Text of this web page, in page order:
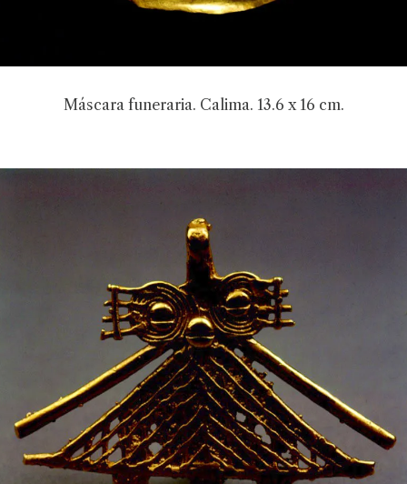
Máscara funeraria. Calima. 13.6 x 16 cm.